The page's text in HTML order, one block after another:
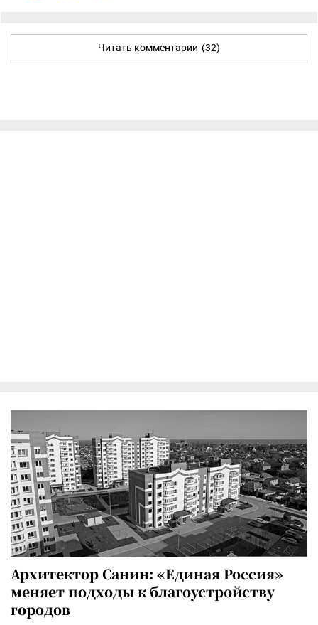
Читать комментарии (32)
Архитектор Санин: «Единая Россия»
меняет подходы к благоустройству
городов